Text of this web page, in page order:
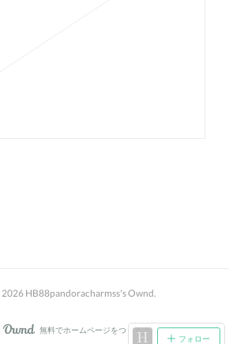
フォロー
2026 HB88pandoracharmss's Ownd.
AmebaOwnd
無料でホームページをつくろう